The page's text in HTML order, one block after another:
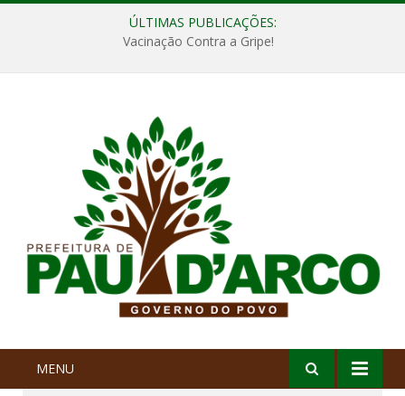
ÚLTIMAS PUBLICAÇÕES:
Vacinação Contra a Gripe!
MENU